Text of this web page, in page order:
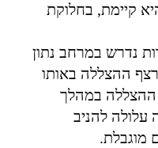
קיימת, בחלוקת
נדרש במרחב נתון
ההצללה באותו
ההצללה במהלך
עלולה להניב
מוגבלת.